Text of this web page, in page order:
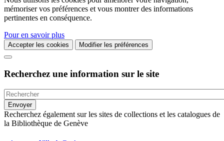
mémoriser vos préférences et vous montrer des informations
pertinentes en conséquence.
Pour en savoir plus
Accepter les cookies Modifier les préférences
Recherchez une information sur le site
Recherchez également sur les sites de collections et les catalogues de
la Bibliothèque de Genève